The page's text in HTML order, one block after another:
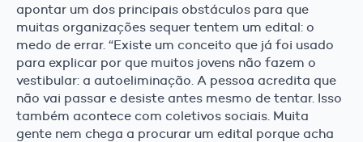
apontar um dos principais obstáculos para que
muitas organizações sequer tentem um edital: o
medo de errar. “Existe um conceito que já foi usado
para explicar por que muitos jovens não fazem o
vestibular: a autoeliminação. A pessoa acredita que
não vai passar e desiste antes mesmo de tentar. Isso
também acontece com coletivos sociais. Muita
gente nem chega a procurar um edital porque acha